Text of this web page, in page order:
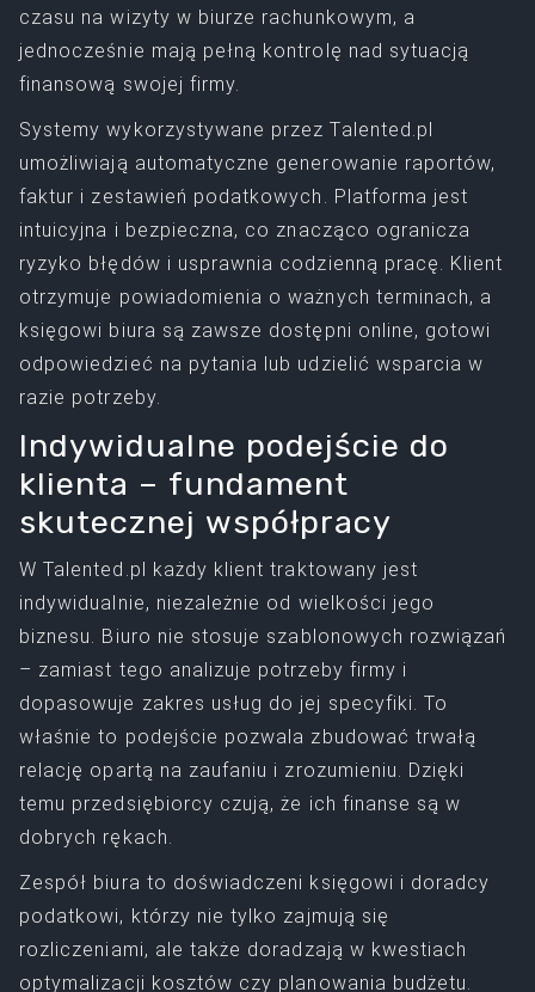
czasu na wizyty w biurze rachunkowym, a
jednocześnie mają pełną kontrolę nad sytuacją
finansową swojej firmy.
Systemy wykorzystywane przez Talented.pl
umożliwiają automatyczne generowanie raportów,
faktur i zestawień podatkowych. Platforma jest
intuicyjna i bezpieczna, co znacząco ogranicza
ryzyko błędów i usprawnia codzienną pracę. Klient
otrzymuje powiadomienia o ważnych terminach, a
księgowi biura są zawsze dostępni online, gotowi
odpowiedzieć na pytania lub udzielić wsparcia w
razie potrzeby.
Indywidualne podejście do
klienta – fundament
skutecznej współpracy
W Talented.pl każdy klient traktowany jest
indywidualnie, niezależnie od wielkości jego
biznesu. Biuro nie stosuje szablonowych rozwiązań
– zamiast tego analizuje potrzeby firmy i
dopasowuje zakres usług do jej specyfiki. To
właśnie to podejście pozwala zbudować trwałą
relację opartą na zaufaniu i zrozumieniu. Dzięki
temu przedsiębiorcy czują, że ich finanse są w
dobrych rękach.
Zespół biura to doświadczeni księgowi i doradcy
podatkowi, którzy nie tylko zajmują się
rozliczeniami, ale także doradzają w kwestiach
optymalizacji kosztów czy planowania budżetu.